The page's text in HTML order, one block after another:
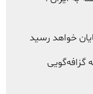
خواهد رسید